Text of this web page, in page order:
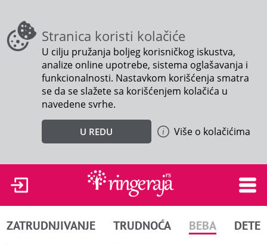
Stranica koristi kolačiće
U cilju pružanja boljeg korisničkog iskustva,
analize online upotrebe, sistema oglašavanja i
funkcionalnosti. Nastavkom korišćenja smatra
se da se slažete sa korišćenjem kolačića u
navedene svrhe.
U REDU Više o kolačićima
ZATRUDNJIVANJE TRUDNOĆA BEBA DETE